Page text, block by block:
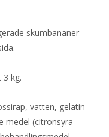
skumbananer
3 kg.
vatten, gelatin
medel (citronsyra